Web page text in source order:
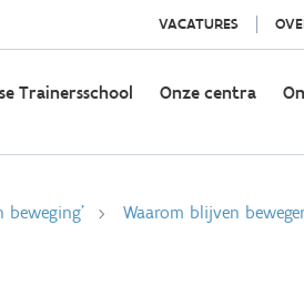
VACATURES
Trainersschool Onze centra
beweging' Waarom blijven